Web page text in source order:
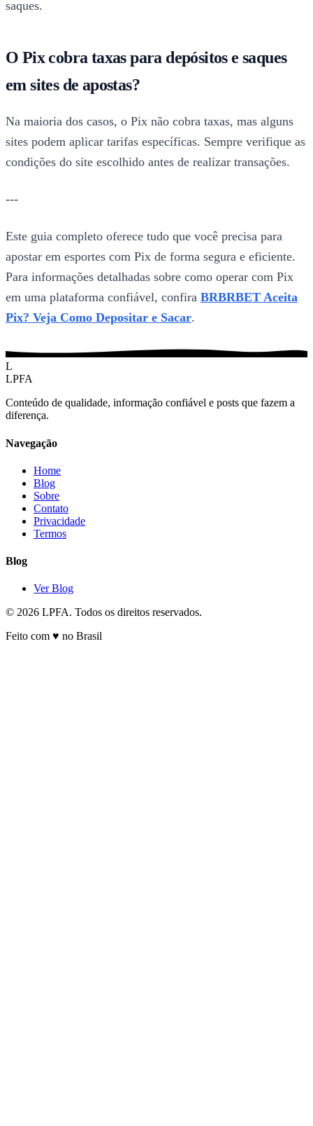
saques.
O Pix cobra taxas para depósitos e saques
em sites de apostas?
Na maioria dos casos, o Pix não cobra taxas, mas alguns
sites podem aplicar tarifas específicas. Sempre verifique as
condições do site escolhido antes de realizar transações.
---
Este guia completo oferece tudo que você precisa para
apostar em esportes com Pix de forma segura e eficiente.
Para informações detalhadas sobre como operar com Pix
em uma plataforma confiável, confira BRBRBET Aceita
Pix? Veja Como Depositar e Sacar.
L
LPFA
Conteúdo de qualidade, informação confiável e posts que fazem a
diferença.
Navegação
Home
Blog
Sobre
Contato
Privacidade
Termos
Blog
Ver Blog
© 2026 LPFA. Todos os direitos reservados.
Feito com ♥ no Brasil